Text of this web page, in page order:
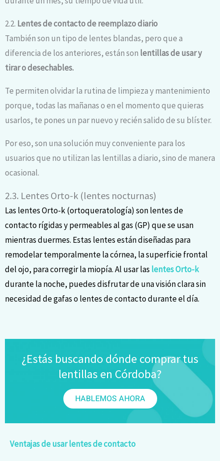
2.2. Lentes de contacto de reemplazo diario
También son un tipo de lentes blandas, pero que a
diferencia de los anteriores, están son lentillas de usar y
tirar o desechables.
Te permiten olvidar la rutina de limpieza y mantenimiento
porque, todas las mañanas o en el momento que quieras
usarlos, te pones un par nuevo y recién salido de su blíster.
Por eso, son una solución muy conveniente para los
usuarios que no utilizan las lentillas a diario, sino de manera
ocasional.
2.3. Lentes Orto-k (lentes nocturnas)
Las lentes Orto-k (ortoqueratología) son lentes de
contacto rígidas y permeables al gas (GP) que se usan
mientras duermes. Estas lentes están diseñadas para
remodelar temporalmente la córnea, la superficie frontal
del ojo, para corregir la miopía. Al usar las lentes Orto-k
durante la noche, puedes disfrutar de una visión clara sin
necesidad de gafas o lentes de contacto durante el día.
¿Estás buscando dónde comprar tus
lentillas en Córdoba?
HABLEMOS AHORA
Ventajas de usar lentes de contacto